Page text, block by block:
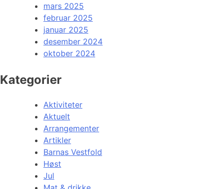
mars 2025
februar 2025
januar 2025
desember 2024
oktober 2024
Kategorier
Aktiviteter
Aktuelt
Arrangementer
Artikler
Barnas Vestfold
Høst
Jul